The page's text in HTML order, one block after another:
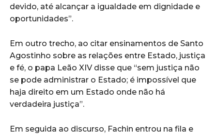
devido, até alcançar a igualdade em dignidade e
oportunidades”.
Em outro trecho, ao citar ensinamentos de Santo
Agostinho sobre as relações entre Estado, justiça
e fé, o papa Leão XIV disse que “sem justiça não
se pode administrar o Estado; é impossível que
haja direito em um Estado onde não há
verdadeira justiça”.
Em seguida ao discurso, Fachin entrou na fila e